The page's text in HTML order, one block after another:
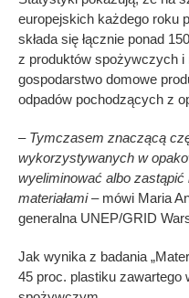
europejskich każdego roku
składa się łącznie ponad
z produktów spożywczych i
gospodarstwo domowe
odpadów pochodzących z
– Tymczasem znaczącą
wykorzystywanych w
wyeliminować albo
materiałami –mówi Maria
generalna UNEP/GRID
Jak wynika z badania
45 proc. plastiku